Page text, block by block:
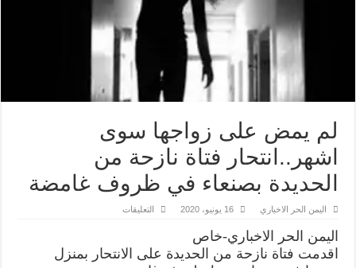
لم يمض على زواجها سوى
اشهر..انتحار فتاة نازحة من
الحديدة بصنعاء في ظروف غامضة
اليمن الحر الاخباري 16 يونيو، 2020 التعليقات
زواجها
سوى
اليمن الحر الاخباري-خاص
اقدمت فتاة نازحة من الحديدة على الانتحار بمنزل